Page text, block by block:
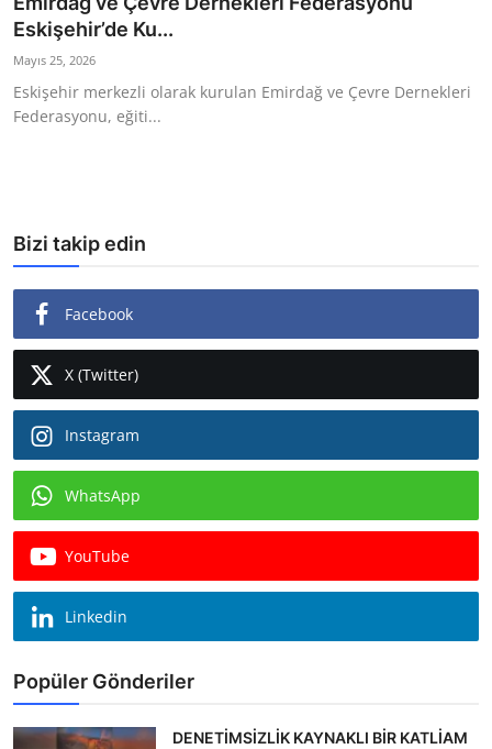
Ekonomi
Özel Haber
TBMM Haberleri
Belediye
Sağlık
SON DAKİKA
Asayiş
Köşe Yazısı
Dernek
Galeri
E-GAZETE
Eskişehir’de Ku...
Mayıs 25, 2026
Eskişehir merkezli olarak kurulan Emirdağ ve Çevre Dernekleri
Federasyonu, eğiti...
Bizi takip edin
Facebook
X (Twitter)
Instagram
WhatsApp
YouTube
Linkedin
Popüler Gönderiler
DENETİMSİZLİK KAYNAKLI BİR KATLİAM